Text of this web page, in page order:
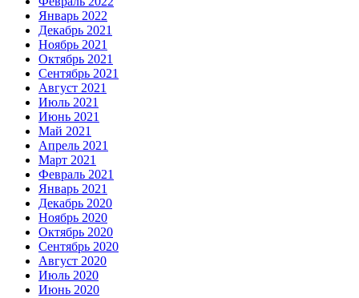
Январь 2022
Декабрь 2021
Ноябрь 2021
Октябрь 2021
Сентябрь 2021
Август 2021
Июль 2021
Июнь 2021
Май 2021
Апрель 2021
Март 2021
Февраль 2021
Январь 2021
Декабрь 2020
Ноябрь 2020
Октябрь 2020
Сентябрь 2020
Август 2020
Июль 2020
Июнь 2020